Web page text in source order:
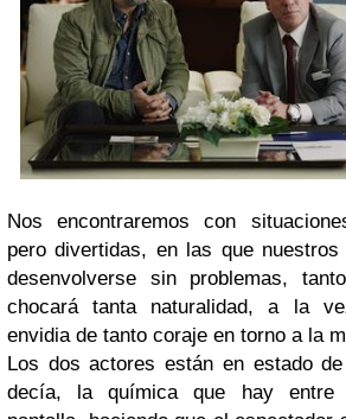
Nos encontraremos con
pero divertidas, en las que nuestros
desenvolverse sin problemas,
chocará tanta naturalidad, a la
envidia de tanto coraje en torno a la
Los dos actores están en estado
decía, la química que hay entre